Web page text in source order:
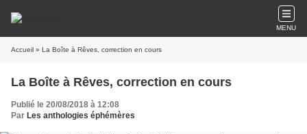
MENU
Accueil » La Boîte à Rêves, correction en cours
La Boîte à Rêves, correction en cours
Publié le 20/08/2018 à 12:08
Par Les anthologies éphémères